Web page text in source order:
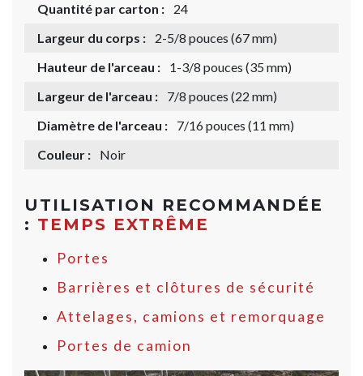
Quantité par carton :
24
Largeur du corps :
2-5/8 pouces (67 mm)
Hauteur de l'arceau :
1-3/8 pouces (35 mm)
Largeur de l'arceau :
7/8 pouces (22 mm)
Diamètre de l'arceau :
7/16 pouces (11 mm)
Couleur :
Noir
UTILISATION RECOMMANDÉE
: TEMPS EXTRÊME
Portes
Barrières et clôtures de sécurité
Attelages, camions et remorquage
Portes de camion